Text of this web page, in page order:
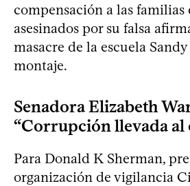
compensación a las familias
asesinados por su falsa
masacre de la escuela
montaje.
Senadora Elizabeth
“Corrupción llevada al
Para Donald K Sherman,
organización de vigilancia